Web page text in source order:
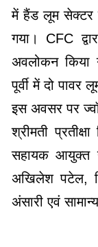
में हैंड लूम सेक्टर
गया। CFC
अवलोकन किया
पूर्वी में दो पावर
इस अवसर पर
श्रीमती
सहायक आयुक्त
अखिलेश पटेल,
अंसारी एवं